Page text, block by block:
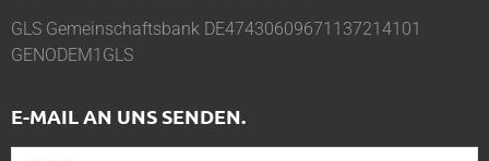
GLS Gemeinschaftsbank DE47430609671137214101
GENODEM1GLS
E-MAIL AN UNS SENDEN.